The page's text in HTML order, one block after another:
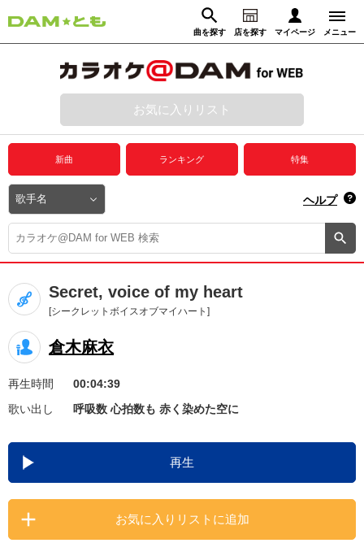
曲を探す 店を探す マイページ メニュー
動画からさがす 録音からさがす
ログイン
プレミアムサービス
DAM★とも動画
DAM★とも録音
カラオケ＠DAM
ユーザー検索
キャンペーン
お知らせ よくあるご質問
DAMの新曲・ランキングなど
カラオケ最新情報をチェック！
お気に入りリスト
新曲 ランキング 特集
ヘルプ
Secret, voice of my heart
[シークレットボイスオブマイハート]
倉木麻衣
再生時間
00:04:39
歌い出し
呼吸数 心拍数も 赤く染めた空に
再生
お気に入りリストに追加